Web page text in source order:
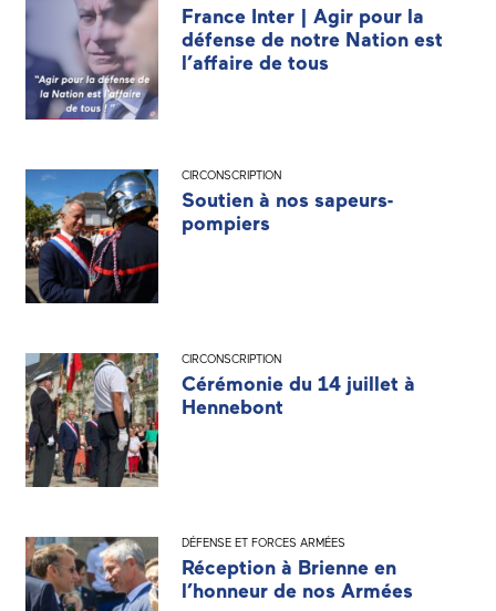
France Inter | Agir pour la
défense de notre Nation est
l’affaire de tous
CIRCONSCRIPTION
Soutien à nos sapeurs-
pompiers
CIRCONSCRIPTION
Cérémonie du 14 juillet à
Hennebont
DÉFENSE ET FORCES ARMÉES
Réception à Brienne en
l’honneur de nos Armées